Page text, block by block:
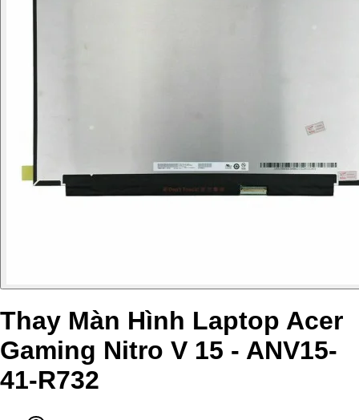
Thay Màn Hình Laptop Acer
Gaming Nitro V 15 - ANV15-
41-R732